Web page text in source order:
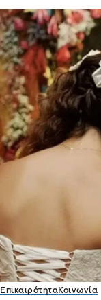
ΕπικαιρότηταΚοινωνία